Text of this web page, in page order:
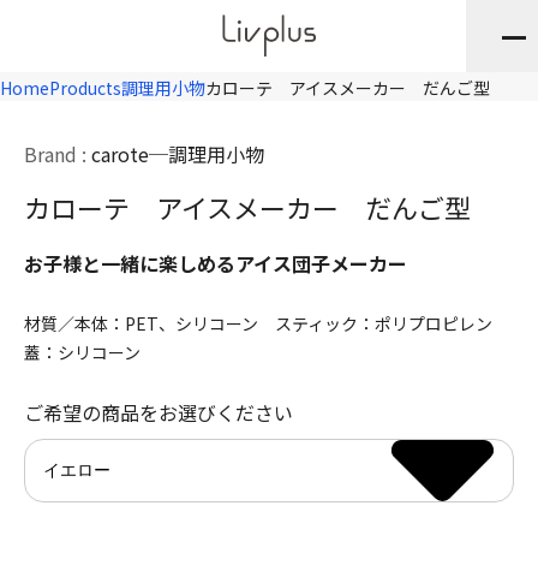
HomeProducts調理用小物カローテ アイスメーカー だんご型
Brand : carote 調理用小物
カローテ アイスメーカー だんご型
お子様と一緒に楽しめるアイス団子メーカー
材質／本体：PET、シリコーン スティック：ポリプロピレン
蓋：シリコーン
ご希望の商品をお選びください